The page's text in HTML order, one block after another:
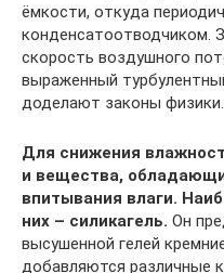
ёмкости, откуда
конденсатоотводчиком.
скорость воздушного
выраженный
доделают законы физики.
Для снижения
и вещества,
впитывания влаги.
них – силикагель. Он
высушенной гелей
добавляются различные